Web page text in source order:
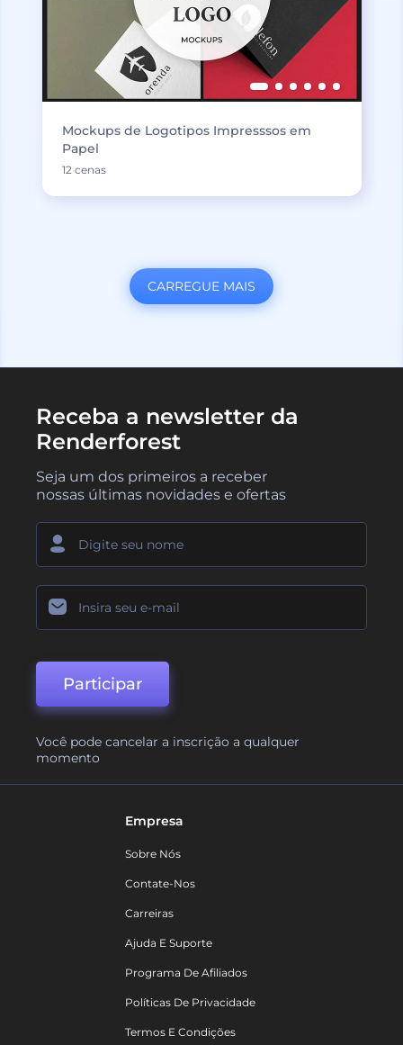
Mockups de Logotipos Impresssos em
Papel
12 cenas
CARREGUE MAIS
Receba a newsletter da
Renderforest
Seja um dos primeiros a receber
nossas últimas novidades e ofertas
Participar
Você pode cancelar a inscrição a qualquer
momento
Empresa
Sobre Nós
Contate-Nos
Carreiras
Ajuda E Suporte
Programa De Afiliados
Políticas De Privacidade
Termos E Condições